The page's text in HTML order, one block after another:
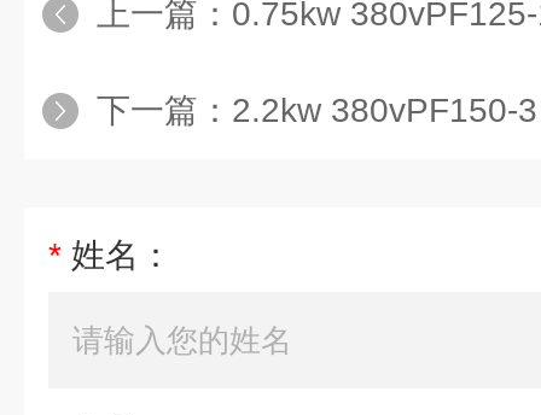
上一篇： 0.75kw 380vPF125-1
下一篇： 2.2kw 380vPF150-3
* 姓名：